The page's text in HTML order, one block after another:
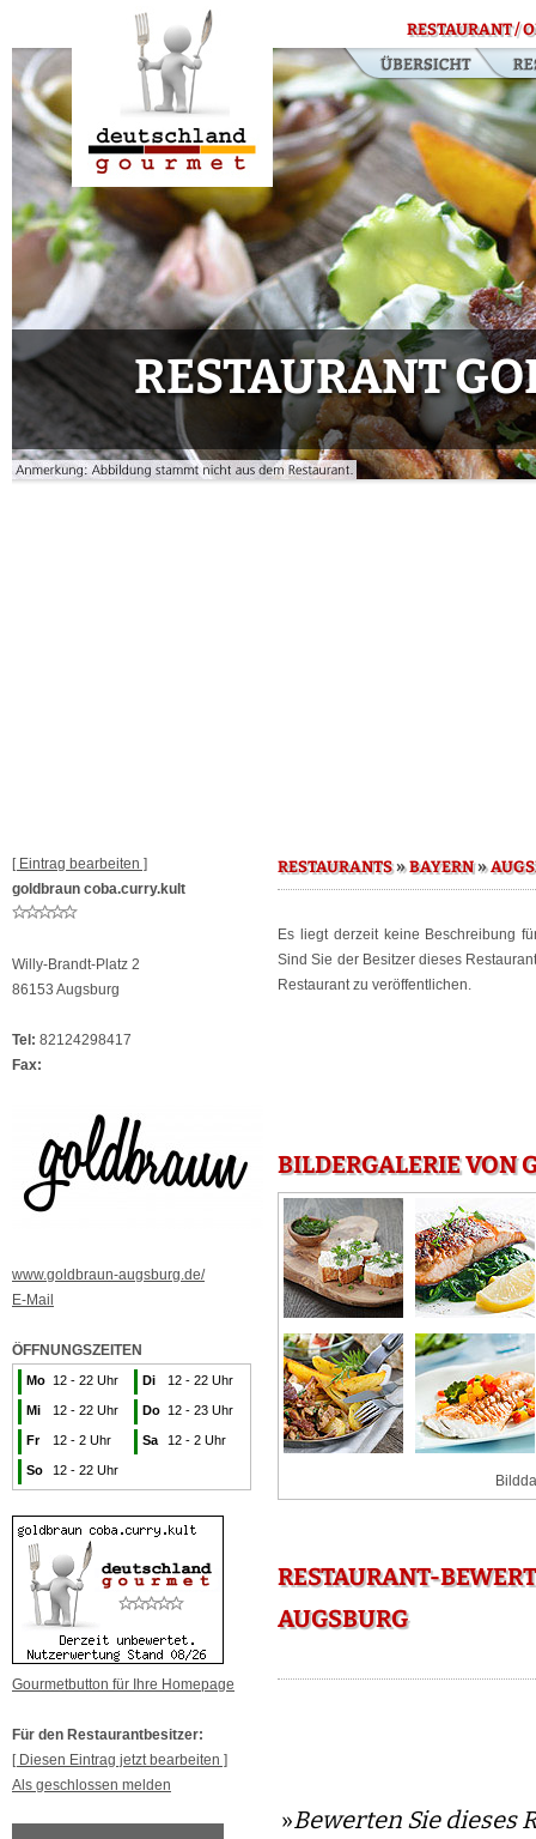
RESTAURANT /
RESTAURANT
[ Eintrag bearbeiten ]
goldbraun coba.curry.kult
Willy-Brandt-Platz 2
86153 Augsburg
Tel: 82124298417
Fax:
www.goldbraun-augsburg.de/
E-Mail
ÖFFNUNGSZEITEN
Mo 12 - 22 Uhr Di 12 - 22 Uhr
Mi 12 - 22 Uhr Do 12 - 23 Uhr
Fr 12 - 2 Uhr Sa 12 - 2 Uhr
So 12 - 22 Uhr
Gourmetbutton für Ihre Homepage
Für den Restaurantbesitzer:
[ Diesen Eintrag jetzt bearbeiten ]
Als geschlossen melden
RESTAURANTS»BAYERN»
Es liegt derzeit keine Beschreibung
Sind Sie der Besitzer dieses
Restaurant zu veröffentlichen.
BILDERGALERIE VON
RESTAURANT-
AUGSBURG
»Bewerten Sie dieses